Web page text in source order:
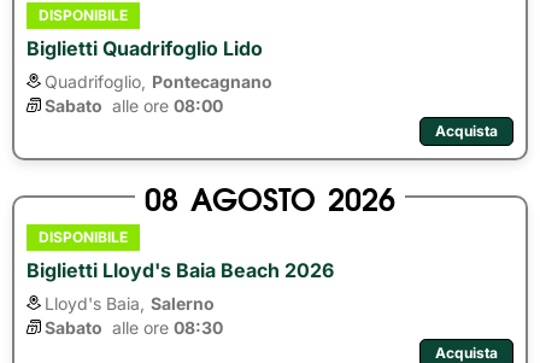
DISPONIBILE
Biglietti Quadrifoglio Lido
Quadrifoglio, Pontecagnano
Sabato alle ore 08:00
Acquista
08 AGOSTO 2026
DISPONIBILE
Biglietti Lloyd's Baia Beach 2026
Lloyd's Baia, Salerno
Sabato alle ore 08:30
Acquista